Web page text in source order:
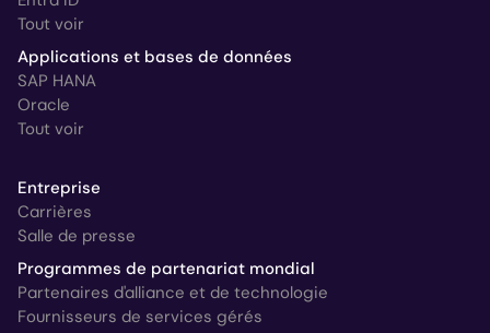
Tout voir
Applications et bases de données
SAP HANA
Oracle
Tout voir
Entreprise
Carrières
Salle de presse
Programmes de partenariat mondial
Partenaires d'alliance et de technologie
Fournisseurs de services gérés